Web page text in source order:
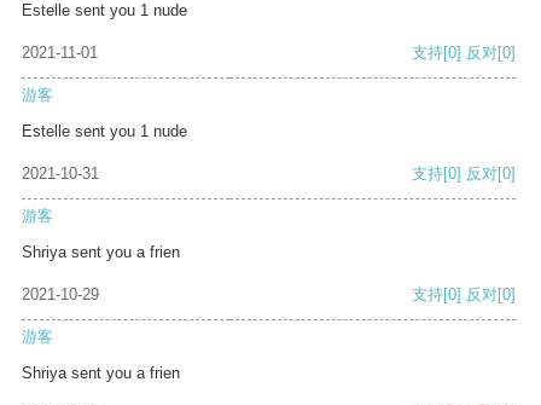
Estelle sent you 1 nude
2021-11-01 支持[0] 反对[0]
游客
Estelle sent you 1 nude
2021-10-31 支持[0] 反对[0]
游客
Shriya sent you a frien
2021-10-29 支持[0] 反对[0]
游客
Shriya sent you a frien